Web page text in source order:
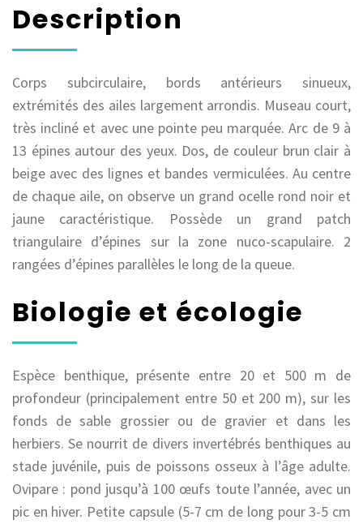
Description
Corps subcirculaire, bords antérieurs sinueux,
extrémités des ailes largement arrondis. Museau court,
très incliné et avec une pointe peu marquée. Arc de 9 à
13 épines autour des yeux. Dos, de couleur brun clair à
beige avec des lignes et bandes vermiculées. Au centre
de chaque aile, on observe un grand ocelle rond noir et
jaune caractéristique. Possède un grand patch
triangulaire d’épines sur la zone nuco-scapulaire. 2
rangées d’épines parallèles le long de la queue.
Biologie et écologie
Espèce benthique, présente entre 20 et 500 m de
profondeur (principalement entre 50 et 200 m), sur les
fonds de sable grossier ou de gravier et dans les
herbiers. Se nourrit de divers invertébrés benthiques au
stade juvénile, puis de poissons osseux à l’âge adulte.
Ovipare : pond jusqu’à 100 œufs toute l’année, avec un
pic en hiver. Petite capsule (5-7 cm de long pour 3-5 cm